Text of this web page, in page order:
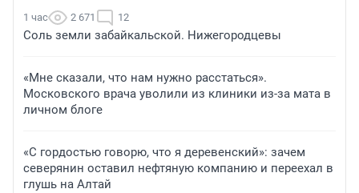
1 час 2 671 12
Соль земли забайкальской. Нижегородцевы
«Мне сказали, что нам нужно расстаться».
Московского врача уволили из клиники из-за мата в
личном блоге
«С гордостью говорю, что я деревенский»: зачем
северянин оставил нефтяную компанию и переехал в
глушь на Алтай